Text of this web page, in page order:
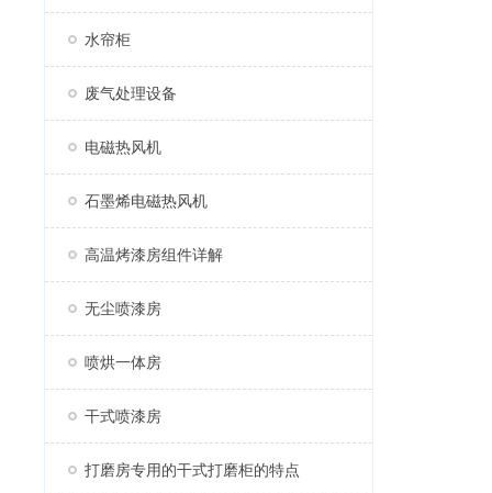
水帘柜
废气处理设备
电磁热风机
石墨烯电磁热风机
高温烤漆房组件详解
无尘喷漆房
喷烘一体房
干式喷漆房
打磨房专用的干式打磨柜的特点